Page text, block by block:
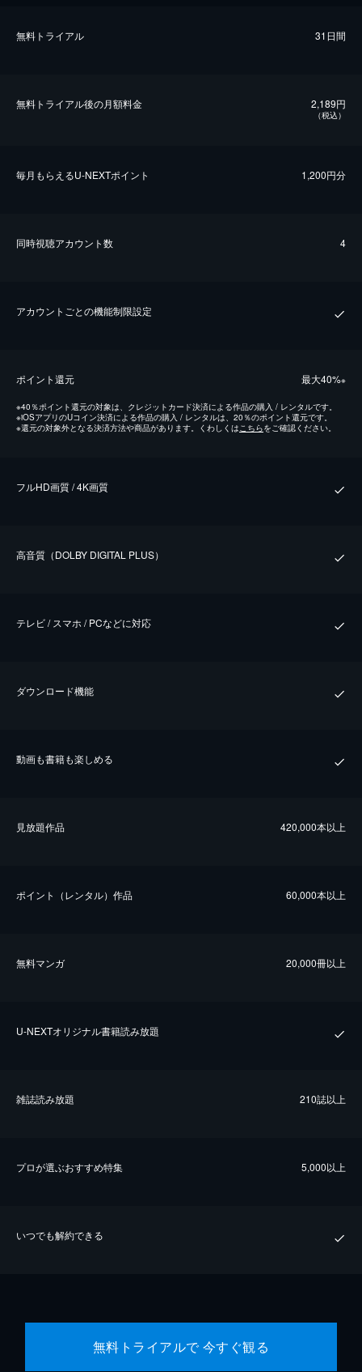
無料トライアル 31日間
無料トライアル後の⽉額料金 2,189円
（税込）
毎⽉もらえるU-NEXTポイント 1,200円分
同時視聴アカウント数 4
アカウントごとの機能制限設定
ポイント還元 最⼤40%※
※40％ポイント還元の対象は、クレジットカード決済による作品の購入 / レンタルです。
※iOSアプリのUコイン決済による作品の購入 / レンタルは、20％のポイント還元です。
※還元の対象外となる決済方法や商品があります。くわしくはこちらをご確認ください。
フルHD画質 / 4K画質
⾼⾳質（DOLBY DIGITAL PLUS）
テレビ / スマホ / PCなどに対応
ダウンロード機能
動画も書籍も楽しめる
⾒放題作品 420,000本以上
ポイント（レンタル）作品 60,000本以上
無料マンガ 20,000冊以上
U-NEXTオリジナル書籍読み放題
雑誌読み放題 210誌以上
プロが選ぶおすすめ特集 5,000以上
いつでも解約できる
無料トライアルで 今すぐ観る